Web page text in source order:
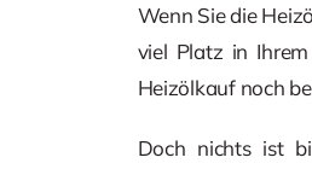
Wenn Sie die
viel Platz in
Heizölkauf noch
Doch nichts ist